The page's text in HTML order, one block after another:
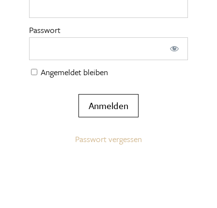
Passwort
Angemeldet bleiben
Passwort vergessen